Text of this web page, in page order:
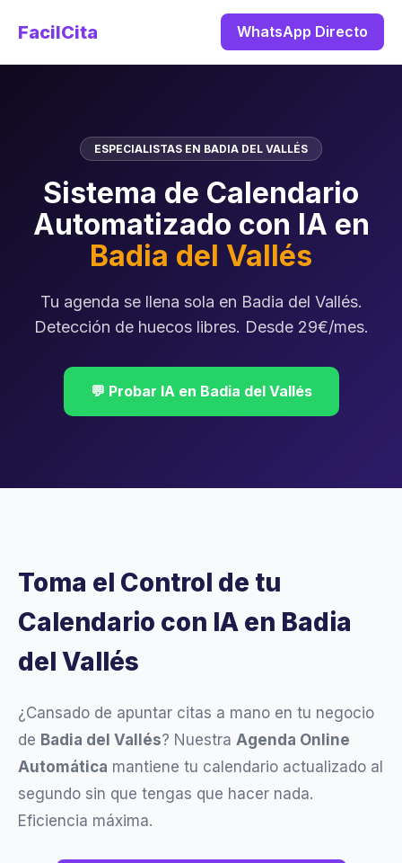
FacilCita WhatsApp Directo
ESPECIALISTAS EN BADIA DEL VALLÉS
Sistema de Calendario
Automatizado con IA en
Badia del Vallés
Tu agenda se llena sola en Badia del Vallés.
Detección de huecos libres. Desde 29€/mes.
💬 Probar IA en Badia del Vallés
Toma el Control de tu
Calendario con IA en Badia
del Vallés
¿Cansado de apuntar citas a mano en tu negocio
de Badia del Vallés? Nuestra Agenda Online
Automática mantiene tu calendario actualizado al
segundo sin que tengas que hacer nada.
Eficiencia máxima.